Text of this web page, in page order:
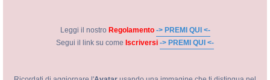
Leggi il nostro Regolamento -> PREMI QUI <-
Segui il link su come Iscriversi -> PREMI QUI <-